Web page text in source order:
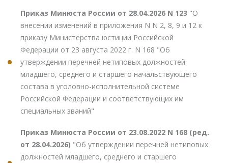
Приказ Минюста России от 28.04.2026 N 123 "О
внесении изменений в приложения N N 2, 8, 9 и 12 к
приказу Министерства юстиции Российской
Федерации от 23 августа 2022 г. N 168 "Об
утверждении перечней нетиповых должностей
младшего, среднего и старшего начальствующего
состава в уголовно-исполнительной системе
Российской Федерации и соответствующих им
специальных званий"
Приказ Минюста России от 23.08.2022 N 168 (ред.
от 28.04.2026) "Об утверждении перечней нетиповых
должностей младшего, среднего и старшего